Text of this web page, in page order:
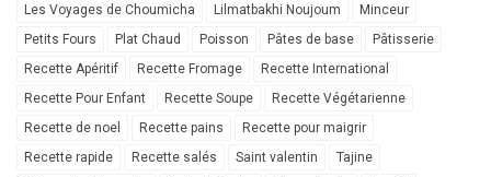
Les Voyages de Choumicha Lilmatbakhi Noujoum
Minceur
Petits Fours
Plat Chaud Poisson Pâtes de base
Pâtisserie
Recette Apéritif
Recette Fromage
Recette International
Recette Pour Enfant
Recette Soupe
Recette Végétarienne
Recette de noel
Recette pains
Recette pour maigrir
Recette rapide
Recette salés Saint valentin
Tajine